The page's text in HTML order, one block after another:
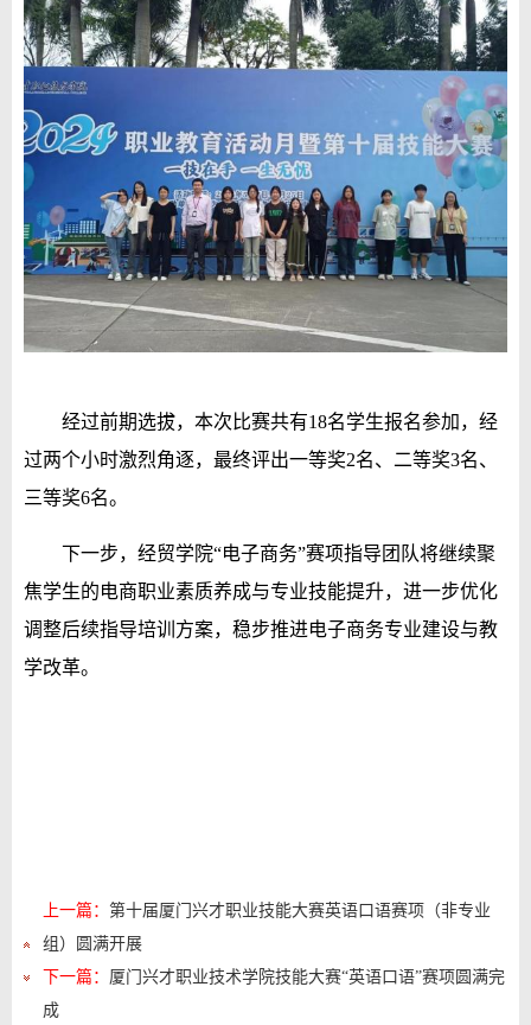
经过前期选拔，本次比赛共有18名学生报名参加，经
过两个小时激烈角逐，最终评出一等奖2名、 二等奖3名、
三等奖6名。
下一步，经贸学院“电子商务”赛项指导团队将继续聚
焦学生的电商职业素质养成与专业技能提升，进一步优化
调整后续指导培训方案，稳步推进电子商务专业建设与教
学改革。
上一篇： 第十届厦门兴才职业技能大赛英语口语赛项（非专业
组）圆满开展
下一篇： 厦门兴才职业技术学院技能大赛“英语口语”赛项圆满完
成